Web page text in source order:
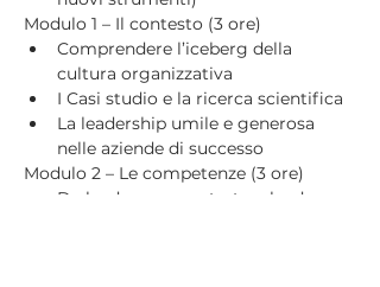
Modulo 1 – Il contesto (3 ore)
Comprendere l’iceberg della
cultura organizzativa
I Casi studio e la ricerca scientifica
La leadership umile e generosa
nelle aziende di successo
Modulo 2 – Le competenze (3 ore)
Da leader ego-centrato a leader